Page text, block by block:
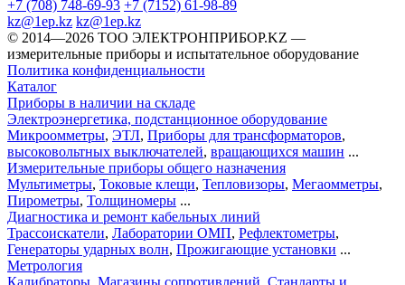
+7 (708) 748-69-93 +7 (7152) 61-98-89
kz@1ep.kz kz@1ep.kz
©️ 2014—2026 ТОО ЭЛЕКТРОНПРИБОР.KZ —
измерительные приборы и испытательное оборудование
Политика конфиденциальности
Каталог
Приборы в наличии на складе
Электроэнергетика, подстанционное оборудование
Микроомметры, ЭТЛ, Приборы для трансформаторов,
высоковольтных выключателей, вращающихся машин ...
Измерительные приборы общего назначения
Мультиметры, Токовые клещи, Тепловизоры, Мегаомметры,
Пирометры, Толщиномеры ...
Диагностика и ремонт кабельных линий
Трассоискатели, Лаборатории ОМП, Рефлектометры,
Генераторы ударных волн, Прожигающие установки ...
Метрология